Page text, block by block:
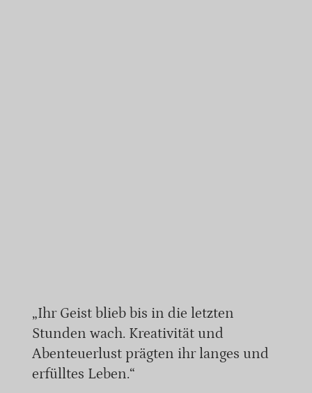
„Ihr Geist blieb bis in die letzten
Stunden wach. Kreativität und
Abenteuerlust prägten ihr langes und
erfülltes Leben.“